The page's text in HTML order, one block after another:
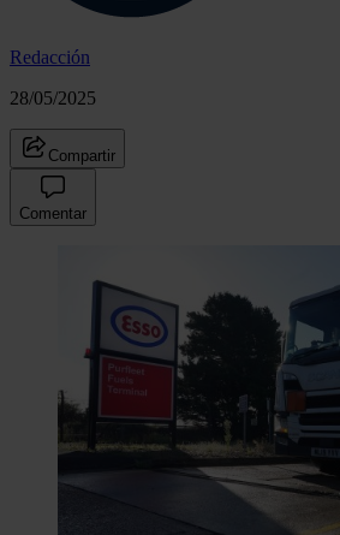
Redacción
28/05/2025
Compartir
Comentar